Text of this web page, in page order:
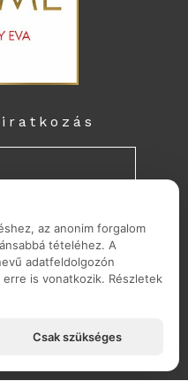
0888
az anonim forgalom
tételéhez. A
adatfeldolgozón
is vonatkozik. Részletek
Csak szükséges